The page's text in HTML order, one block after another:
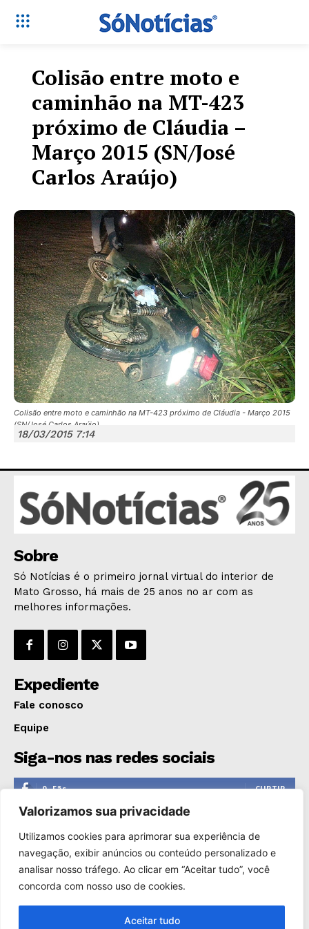
Só Notícias
JUNTE-SE NO WHATSAPP
HOME
POLÍCIA
ESPORTES
ECONOMIA
GERAL
EDUCAÇÃO
SAÚDE
AGRONOTÍCIAS
ÚLTIMAS NOTÍCIAS
Valorizamos sua privacidade
Utilizamos cookies para aprimorar sua experiência de
navegação, exibir anúncios ou conteúdo personalizado e
analisar nosso tráfego. Ao clicar em “Aceitar tudo”, você
concorda com nosso uso de cookies.
Aceitar tudo
Colisão entre moto e
caminhão na MT-423
próximo de Cláudia –
Março 2015 (SN/José
Carlos Araújo)
Colisão entre moto e caminhão na MT-423 próximo de Cláudia - Março 2015
(SN/José Carlos Araújo)
18/03/2015 7:14
Sobre
Só Notícias é o primeiro jornal virtual do interior de
Mato Grosso, há mais de 25 anos no ar com as
melhores informações.
Expediente
Fale conosco
Equipe
Siga-nos nas redes sociais
0 Fãs CURTIR
0 Seguidores
0 Inscritos INSCREVER
Copyright © 2000-2025. Reprodução proibida sem a autorização